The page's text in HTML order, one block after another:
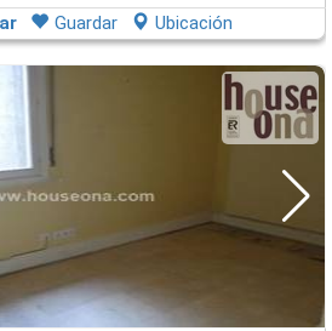
Guardar Ubicación